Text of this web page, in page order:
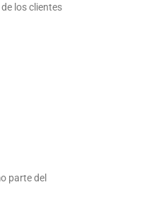
los clientes
parte del